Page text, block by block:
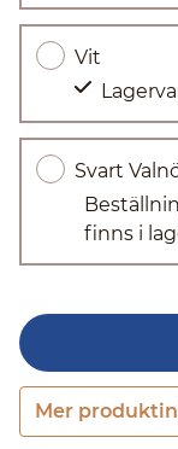
Vit
Svart
finns i
Mer